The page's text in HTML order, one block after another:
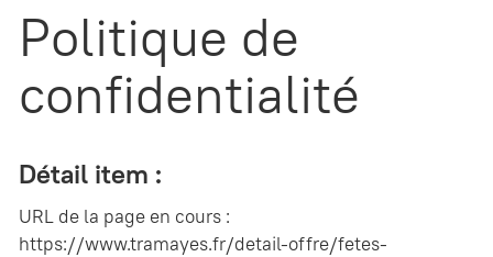
Politique de
confidentialité
Détail item :
URL de la page en cours :
https://www.tramayes.fr/detail-offre/fetes-